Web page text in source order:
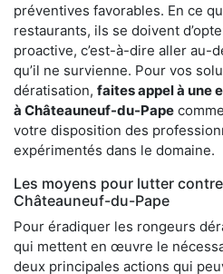
préventives favorables. En ce
restaurants, ils se doivent
proactive, c’est-à-dire aller au-
qu’il ne survienne. Pour vos
dératisation, faites appel à une
à Châteauneuf-du-Pape
votre disposition des
expérimentés dans le domaine.
Les moyens pour lutter
Châteauneuf-du-Pape
Pour éradiquer les rongeurs
qui mettent en œuvre le
deux principales actions qui